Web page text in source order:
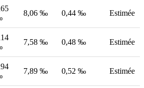
8,06 ‰ 0,44 ‰ Estimée
7,58 ‰ 0,48 ‰ Estimée
7,89 ‰ 0,52 ‰ Estimée